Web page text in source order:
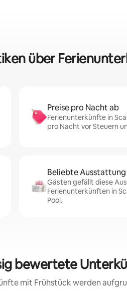
über
Preise pro Nacht ab
Ferienunterkünfte in
pro Nacht vor Steuern
Beliebte
Gästen gefällt diese
Ferienunterkünften in
Pool.
bewertete
mit Frühstück werden